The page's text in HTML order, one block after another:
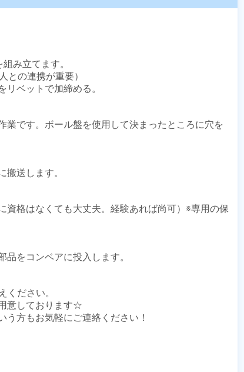
み立てます。
との連携が重要）
リベットで加締める。
業です。ボール盤を使用して決まったところに穴を
搬送します。
資格はなくても大丈夫。経験あれば尚可）※専用の保
品をコンベアに投入します。
ください。
意しております☆
方もお気軽にご連絡ください！